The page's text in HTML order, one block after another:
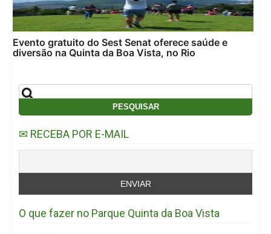
Evento gratuito do Sest Senat oferece saúde e
diversão na Quinta da Boa Vista, no Rio
✉ RECEBA POR E-MAIL
O que fazer no Parque Quinta da Boa Vista